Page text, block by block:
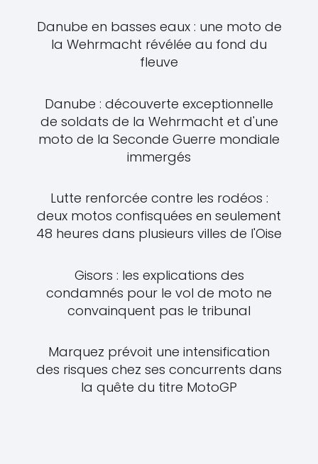
Danube en basses eaux : une moto de
la Wehrmacht révélée au fond du
fleuve
Danube : découverte exceptionnelle
de soldats de la Wehrmacht et d'une
moto de la Seconde Guerre mondiale
immergés
Lutte renforcée contre les rodéos :
deux motos confisquées en seulement
48 heures dans plusieurs villes de l'Oise
Gisors : les explications des
condamnés pour le vol de moto ne
convainquent pas le tribunal
Marquez prévoit une intensification
des risques chez ses concurrents dans
la quête du titre MotoGP